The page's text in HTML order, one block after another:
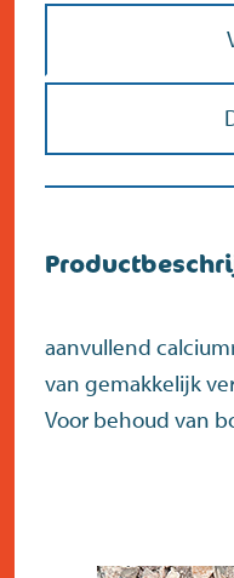
aanvullend
van gemakkelijk
Voor behoud van